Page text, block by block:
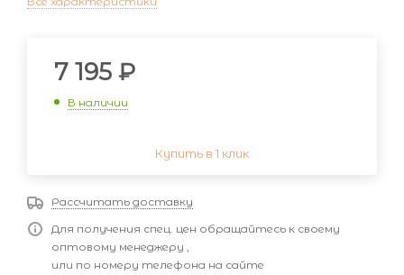
7 195 ₽
В наличии
Купить в 1 клик
Рассчитать доставку
Для получения спец. цен обращайтесь к своему
оптовому менеджеру ,
или по номеру телефона на сайте